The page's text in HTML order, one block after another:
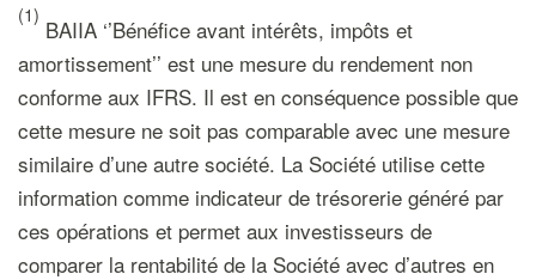
(1)
BAIIA ‘’Bénéfice avant intérêts, impôts et
amortissement’’ est une mesure du rendement non
conforme aux IFRS. Il est en conséquence possible que
cette mesure ne soit pas comparable avec une mesure
similaire d’une autre société. La Société utilise cette
information comme indicateur de trésorerie généré par
ces opérations et permet aux investisseurs de
comparer la rentabilité de la Société avec d’autres en